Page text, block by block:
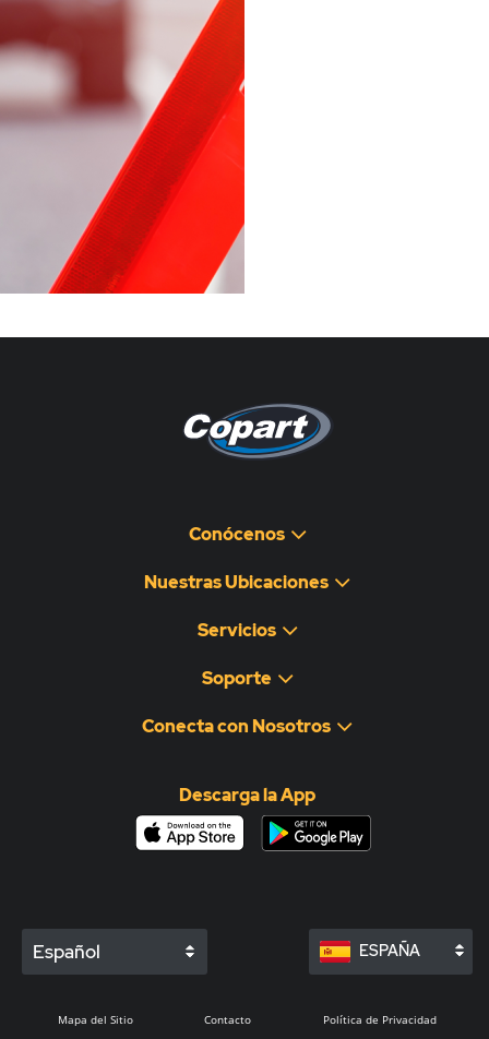
このページは現在利用できま
せん
Pagina non disponibile
هذه الصفحة غير متوفرة
Conócenos
Nuestras Ubicaciones
Servicios
Soporte
Conecta con Nosotros
Descarga la App
Español ESPAÑA
Mapa del Sitio Contacto Política de Privacidad